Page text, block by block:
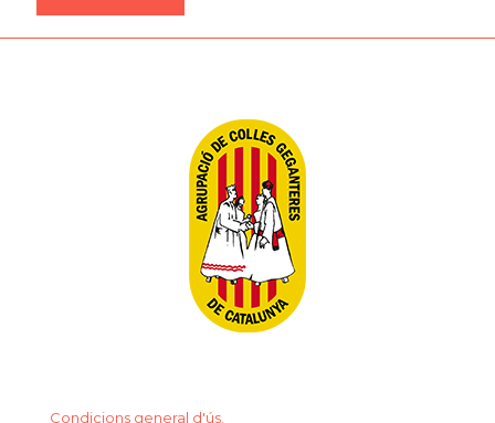
Condicions general d'ús.